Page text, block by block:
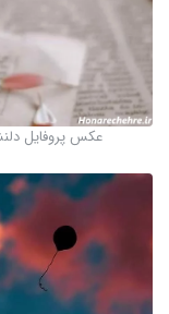
عکس پروفایل